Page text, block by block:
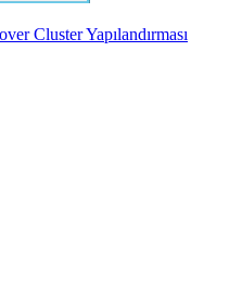
Cluster Yapılandırması